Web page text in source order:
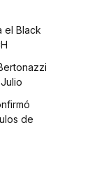
el Black
de